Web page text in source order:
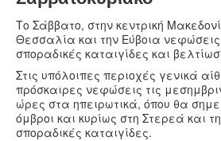
Το Σάββατο, στην κεντρική
Θεσσαλία και την Εύβοια
σποραδικές καταιγίδες και
Στις υπόλοιπες περιοχές γενικά
πρόσκαιρες νεφώσεις τις
ώρες στα ηπειρωτικά, όπου θα
όμβροι και κυρίως στη Στερεά και
σποραδικές καταιγίδες.